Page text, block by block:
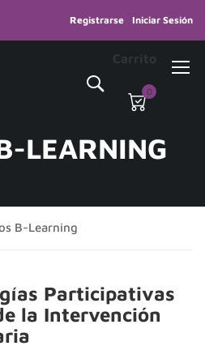
Registrarse Iniciar Sesión
Carrito
0
LEARNING
B-Learning
Participativas
la Intervención